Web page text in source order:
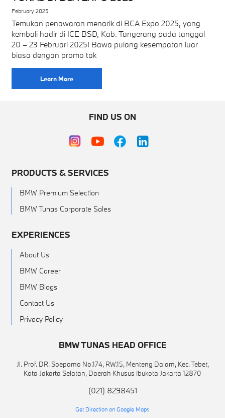
February 2025
Temukan penawaran menarik di BCA Expo 2025, yang
kembali hadir di ICE BSD, Kab. Tangerang pada tanggal
20 – 23 Februari 2025! Bawa pulang kesempatan luar
biasa dengan promo tak
Learn More
FIND US ON
PRODUCTS & SERVICES
BMW Premium Selection
BMW Tunas Corporate Sales
EXPERIENCES
About Us
BMW Career
BMW Blogs
Contact Us
Privacy Policy
BMW TUNAS HEAD OFFICE
Jl. Prof. DR. Soepomo No.174, RW.15, Menteng Dalam, Kec. Tebet,
Kota Jakarta Selatan, Daerah Khusus Ibukota Jakarta 12870
(021) 8298451
Get Direction on Google Maps